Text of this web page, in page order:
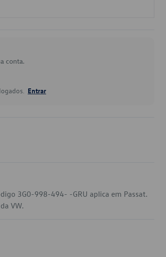
conta.
Entrar
3G0-998-494- -GRU aplica em Passat.
VW.